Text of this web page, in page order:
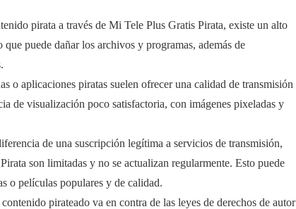
pirata a través de Mi Tele Plus Gratis Pirata, existe un alto
puede dañar los archivos y programas, además de
o aplicaciones piratas suelen ofrecer una calidad de transmisión
de visualización poco satisfactoria, con imágenes pixeladas y
de una suscripción legítima a servicios de transmisión,
son limitadas y no se actualizan regularmente. Esto puede
o películas populares y de calidad.
pirateado va en contra de las leyes de derechos de autor